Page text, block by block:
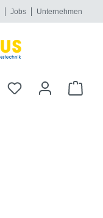
Jobs Unternehmen